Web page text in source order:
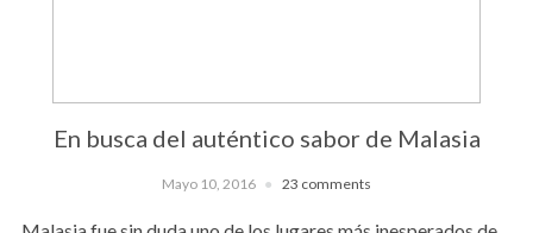
En busca del auténtico sabor de Malasia
Mayo 10, 2016 23 comments